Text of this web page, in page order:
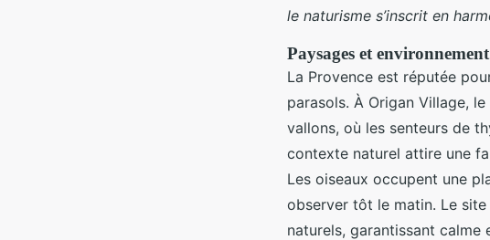
le naturisme s’inscrit en
Paysages et
La Provence est réputée
parasols. À Origan Village,
vallons, où les senteurs de
contexte naturel attire une
Les oiseaux occupent une
observer tôt le matin. Le
naturels, garantissant calme